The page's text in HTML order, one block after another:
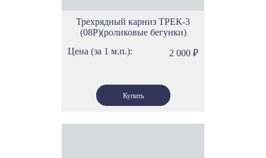
Трехрядный карниз ТРЕК-3
(08Р)(роликовые бегунки)
Цена (за 1 м.п.):
2 000 ₽